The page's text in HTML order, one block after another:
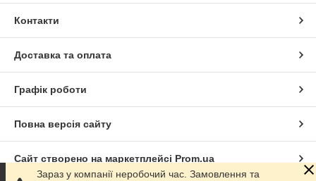
Контакти
Доставка та оплата
Графік роботи
Повна версія сайту
Сайт створено на маркетплейсі Prom.ua
Зараз у компанії неробочий час. Замовлення та